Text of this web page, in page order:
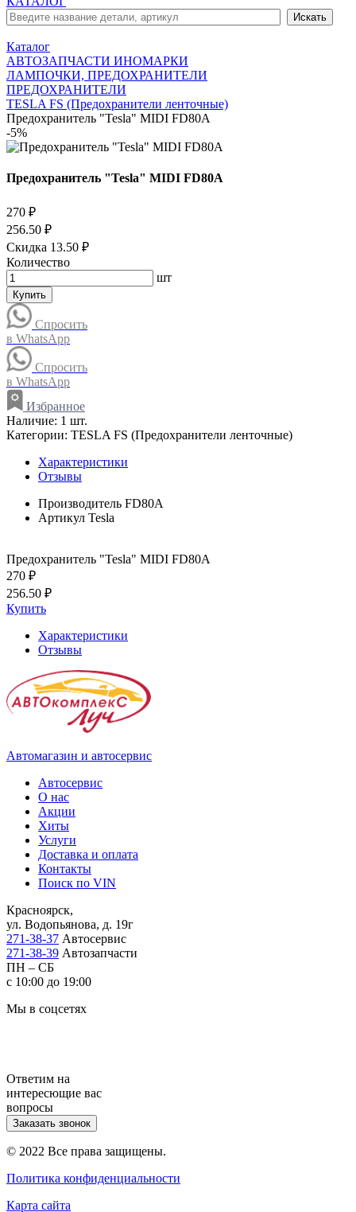
Каталог
АВТОЗАПЧАСТИ ИНОМАРКИ
ЛАМПОЧКИ, ПРЕДОХРАНИТЕЛИ
ПРЕДОХРАНИТЕЛИ
TESLA FS (Предохранители ленточные)
Предохранитель "Tesla" MIDI FD80A
-5%
Предохранитель "Tesla" MIDI FD80A
270 ₽
256.50 ₽
Скидка 13.50 ₽
Количество
шт
Купить
Спросить
в WhatsApp
Спросить
в WhatsApp
Избранное
Наличие: 1 шт.
Категории: TESLA FS (Предохранители ленточные)
Характеристики
Отзывы
Производитель FD80A
Артикул Tesla
Предохранитель "Tesla" MIDI FD80A
270 ₽
256.50 ₽
Купить
Характеристики
Отзывы
Автомагазин и автосервис
Автосервис
О нас
Акции
Хиты
Услуги
Доставка и оплата
Контакты
Поиск по VIN
Красноярск,
ул. Водопьянова, д. 19г
271-38-37 Автосервис
271-38-39 Автозапчасти
ПН – СБ
с 10:00 до 19:00
Мы в соцсетях
Ответим на
интересющие вас
вопросы
Заказать звонок
© 2022 Все права защищены.
Политика конфиденциальности
Карта сайта